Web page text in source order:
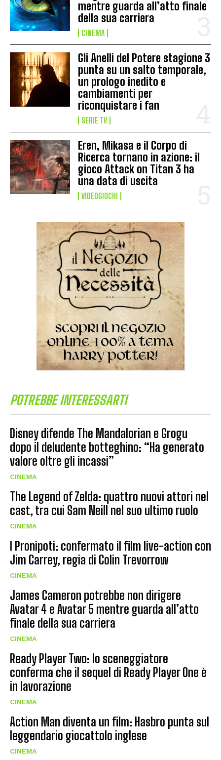
mentre guarda all’atto finale
della sua carriera
CINEMA
Gli Anelli del Potere stagione 3
punta su un salto temporale,
un prologo inedito e
cambiamenti per
riconquistare i fan
SERIE TV
Eren, Mikasa e il Corpo di
Ricerca tornano in azione: il
gioco Attack on Titan 3 ha
una data di uscita
VIDEOGIOCHI
POTREBBE INTERESSARTI
Disney difende The Mandalorian e Grogu
dopo il deludente botteghino: “Ha generato
valore oltre gli incassi”
CINEMA
The Legend of Zelda: quattro nuovi attori nel
cast, tra cui Sam Neill nel suo ultimo ruolo
CINEMA
I Pronipoti: confermato il film live-action con
Jim Carrey, regia di Colin Trevorrow
CINEMA
James Cameron potrebbe non dirigere
Avatar 4 e Avatar 5 mentre guarda all’atto
finale della sua carriera
CINEMA
Ready Player Two: lo sceneggiatore
conferma che il sequel di Ready Player One è
in lavorazione
CINEMA
Action Man diventa un film: Hasbro punta sul
leggendario giocattolo inglese
CINEMA